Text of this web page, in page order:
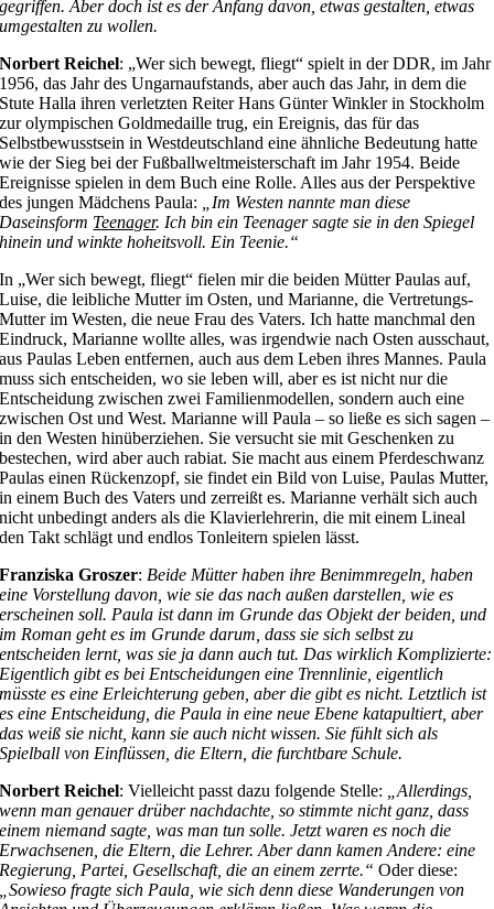
gegriffen. Aber doch ist es der Anfang davon, etwas gestalten, etwas
umgestalten zu wollen.
Norbert Reichel: „Wer sich bewegt, fliegt“ spielt in der DDR, im Jahr
1956, das Jahr des Ungarnaufstands, aber auch das Jahr, in dem die
Stute Halla ihren verletzten Reiter Hans Günter Winkler in Stockholm
zur olympischen Goldmedaille trug, ein Ereignis, das für das
Selbstbewusstsein in Westdeutschland eine ähnliche Bedeutung hatte
wie der Sieg bei der Fußballweltmeisterschaft im Jahr 1954. Beide
Ereignisse spielen in dem Buch eine Rolle. Alles aus der Perspektive
des jungen Mädchens Paula:
„Im Westen nannte man diese
Daseinsform Teenager. Ich bin ein Teenager sagte sie in den Spiegel
hinein und winkte hoheitsvoll. Ein Teenie.“
In „Wer sich bewegt, fliegt“ fielen mir die beiden Mütter Paulas auf,
Luise, die leibliche Mutter im Osten, und Marianne, die Vertretungs-
Mutter im Westen, die neue Frau des Vaters. Ich hatte manchmal den
Eindruck, Marianne wollte alles, was irgendwie nach Osten ausschaut,
aus Paulas Leben entfernen, auch aus dem Leben ihres Mannes. Paula
muss sich entscheiden, wo sie leben will, aber es ist nicht nur die
Entscheidung zwischen zwei Familienmodellen, sondern auch eine
zwischen Ost und West. Marianne will Paula – so ließe es sich sagen –
in den Westen hinüberziehen. Sie versucht sie mit Geschenken zu
bestechen, wird aber auch rabiat. Sie macht aus einem Pferdeschwanz
Paulas einen Rückenzopf, sie findet ein Bild von Luise, Paulas Mutter,
in einem Buch des Vaters und zerreißt es. Marianne verhält sich auch
nicht unbedingt anders als die Klavierlehrerin, die mit einem Lineal
den Takt schlägt und endlos Tonleitern spielen lässt.
Franziska Groszer: Beide Mütter haben ihre Benimmregeln, haben
eine Vorstellung davon, wie sie das nach außen darstellen, wie es
erscheinen soll. Paula ist dann im Grunde das Objekt der beiden, und
im Roman geht es im Grunde darum, dass sie sich selbst zu
entscheiden lernt, was sie ja dann auch tut. Das wirklich Komplizierte:
Eigentlich gibt es bei Entscheidungen eine Trennlinie, eigentlich
müsste es eine Erleichterung geben, aber die gibt es nicht. Letztlich ist
es eine Entscheidung, die Paula in eine neue Ebene katapultiert, aber
das weiß sie nicht, kann sie auch nicht wissen. Sie fühlt sich als
Spielball von Einflüssen, die Eltern, die furchtbare Schule.
Norbert Reichel: Vielleicht passt dazu folgende Stelle:
„Allerdings,
wenn man genauer drüber nachdachte, so stimmte nicht ganz, dass
einem niemand sagte, was man tun solle. Jetzt waren es noch die
Erwachsenen, die Eltern, die Lehrer. Aber dann kamen Andere: eine
Regierung, Partei, Gesellschaft, die an einem zerrte.“Oder diese:
„Sowieso fragte sich Paula, wie sich denn diese Wanderungen von